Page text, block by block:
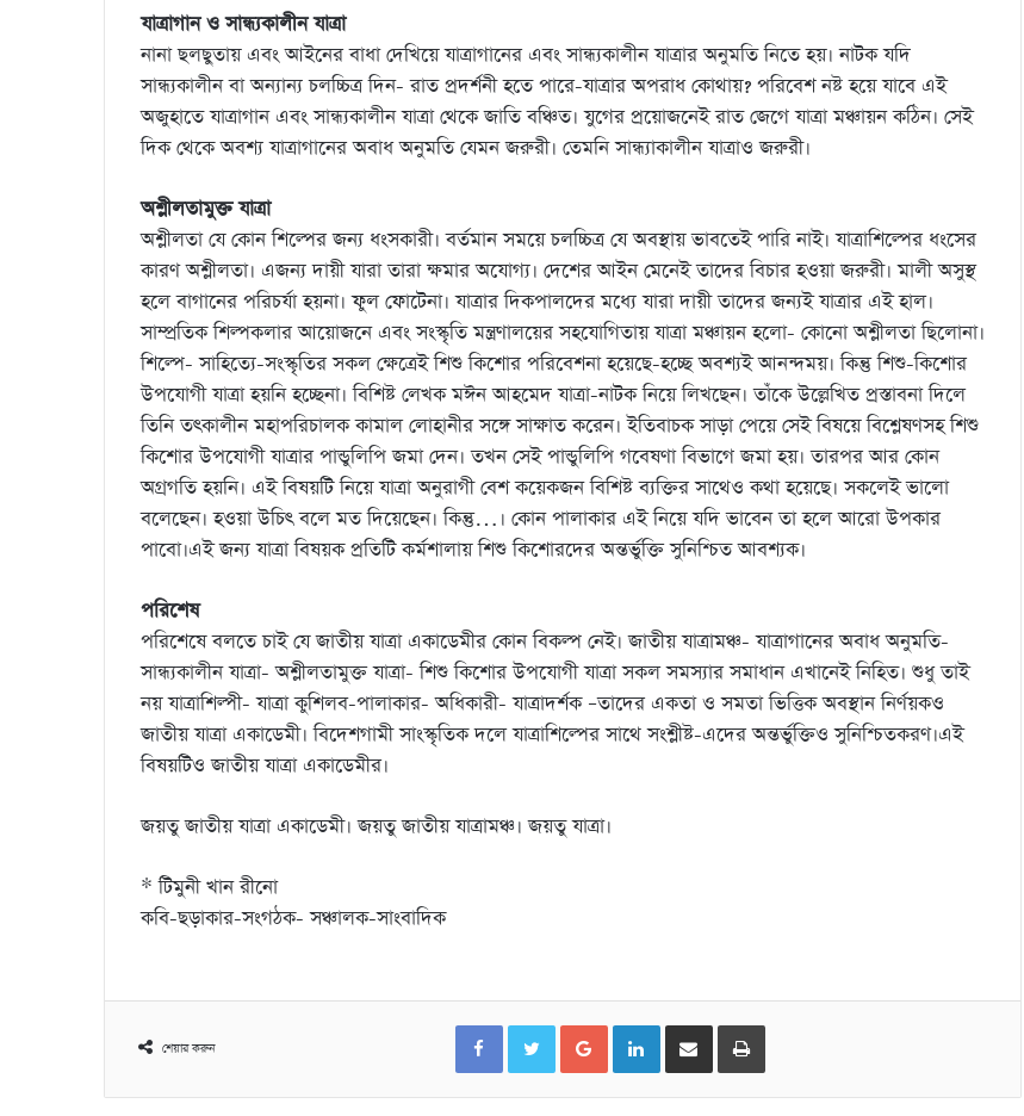
যাত্রাগান ও সান্ধ্যকালীন যাত্রা
নানা ছলছুতায় এবং আইনের বাধা দেখিয়ে যাত্রাগানের এবং সান্ধ্যকালীন যাত্রার অনুমতি নিতে হয়। নাটক যদি
সান্ধ্যকালীন বা অন্যান্য চলচ্চিত্র দিন- রাত প্রদর্শনী হতে পারে-যাত্রার অপরাধ কোথায়? পরিবেশ নষ্ট হয়ে যাবে এই
অজুহাতে যাত্রাগান এবং সান্ধ্যকালীন যাত্রা থেকে জাতি বঞ্চিত। যুগের প্রয়োজনেই রাত জেগে যাত্রা মঞ্চায়ন কঠিন। সেই
দিক থেকে অবশ্য যাত্রাগানের অবাধ অনুমতি যেমন জরুরী। তেমনি সান্ধ্যাকালীন যাত্রাও জরুরী।
অশ্লীলতামুক্ত যাত্রা
অশ্লীলতা যে কোন শিল্পের জন্য ধংসকারী। বর্তমান সময়ে চলচ্চিত্র যে অবস্থায় ভাবতেই পারি নাই। যাত্রাশিল্পের ধংসের
কারণ অশ্লীলতা। এজন্য দায়ী যারা তারা ক্ষমার অযোগ্য। দেশের আইন মেনেই তাদের বিচার হওয়া জরুরী। মালী অসুস্থ
হলে বাগানের পরিচর্যা হয়না। ফুল ফোটেনা। যাত্রার দিকপালদের মধ্যে যারা দায়ী তাদের জন্যই যাত্রার এই হাল।
সাম্প্রতিক শিল্পকলার আয়োজনে এবং সংস্কৃতি মন্ত্রণালয়ের সহযোগিতায় যাত্রা মঞ্চায়ন হলো- কোনো অশ্লীলতা ছিলোনা।
শিল্পে- সাহিত্যে-সংস্কৃতির সকল ক্ষেত্রেই শিশু কিশোর পরিবেশনা হয়েছে-হচ্ছে অবশ্যই আনন্দময়। কিন্তু শিশু-কিশোর
উপযোগী যাত্রা হয়নি হচ্ছেনা। বিশিষ্ট লেখক মঈন আহমেদ যাত্রা-নাটক নিয়ে লিখছেন। তাঁকে উল্লেখিত প্রস্তাবনা দিলে
তিনি তৎকালীন মহাপরিচালক কামাল লোহানীর সঙ্গে সাক্ষাত করেন। ইতিবাচক সাড়া পেয়ে সেই বিষয়ে বিশ্লেষণসহ শিশু
কিশোর উপযোগী যাত্রার পান্ডুলিপি জমা দেন। তখন সেই পান্ডুলিপি গবেষণা বিভাগে জমা হয়। তারপর আর কোন
অগ্রগতি হয়নি। এই বিষয়টি নিয়ে যাত্রা অনুরাগী বেশ কয়েকজন বিশিষ্ট ব্যক্তির সাথেও কথা হয়েছে। সকলেই ভালো
বলেছেন। হওয়া উচিৎ বলে মত দিয়েছেন। কিন্তু…। কোন পালাকার এই নিয়ে যদি ভাবেন তা হলে আরো উপকার
পাবো।এই জন্য যাত্রা বিষয়ক প্রতিটি কর্মশালায় শিশু কিশোরদের অন্তর্ভুক্তি সুনিশ্চিত আবশ্যক।
পরিশেষ
পরিশেষে বলতে চাই যে জাতীয় যাত্রা একাডেমীর কোন বিকল্প নেই। জাতীয় যাত্রামঞ্চ- যাত্রাগানের অবাধ অনুমতি-
সান্ধ্যকালীন যাত্রা- অশ্লীলতামুক্ত যাত্রা- শিশু কিশোর উপযোগী যাত্রা সকল সমস্যার সমাধান এখানেই নিহিত। শুধু তাই
নয় যাত্রাশিল্পী- যাত্রা কুশিলব-পালাকার- অধিকারী- যাত্রাদর্শক –তাদের একতা ও সমতা ভিত্তিক অবস্থান নির্ণয়কও
জাতীয় যাত্রা একাডেমী। বিদেশগামী সাংস্কৃতিক দলে যাত্রাশিল্পের সাথে সংশ্লীষ্ট-এদের অন্তর্ভুক্তিও সুনিশ্চিতকরণ।এই
বিষয়টিও জাতীয় যাত্রা একাডেমীর।
জয়তু জাতীয় যাত্রা একাডেমী। জয়তু জাতীয় যাত্রামঞ্চ। জয়তু যাত্রা।
* টিমুনী খান রীনো
কবি-ছড়াকার-সংগঠক- সঞ্চালক-সাংবাদিক
শেয়ার করুন
FacebookTwitterGoogle+LinkedIn
ইমেইলের মাধ্যমে শেয়ার করুন প্রিন্ট করুন